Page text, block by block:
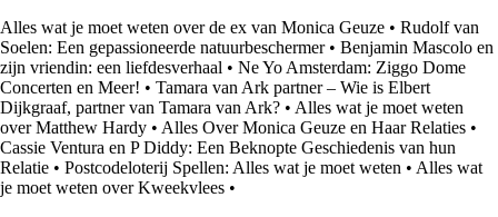
Alles wat je moet weten over de ex van Monica Geuze • Rudolf van
Soelen: Een gepassioneerde natuurbeschermer• Benjamin Mascolo en
zijn vriendin: een liefdesverhaal • Ne Yo Amsterdam: Ziggo Dome
Concerten en Meer! • Tamara van Ark partner – Wie is Elbert
Dijkgraaf, partner van Tamara van Ark? • Alles wat je moet weten
over Matthew Hardy • Alles Over Monica Geuze en Haar Relaties •
Cassie Ventura en P Diddy: Een Beknopte Geschiedenis van hun
Relatie • Postcodeloterij Spellen: Alles wat je moet weten • Alles wat
je moet weten over Kweekvlees •